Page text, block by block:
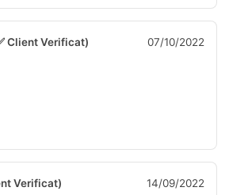
Client Verificat) 07/10/2022
Verificat) 14/09/2022